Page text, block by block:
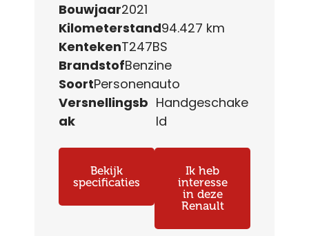
Bouwjaar2021
Kilometerstand94.427 km
KentekenT247BS
BrandstofBenzine
SoortPersonenauto
Versnellingsb
ak
Handgeschake
ld
Bekijk
specificaties
Ik heb
interesse
in deze
Renault